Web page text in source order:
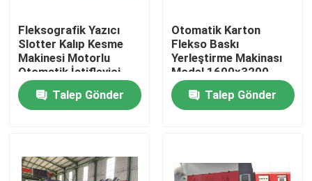
Ev
Fleksografik Yazıcı
Slotter Kalıp Kesme
Makinesi Motorlu
Otomatik İstifleyici
Talep Gönder
Otomatik Karton
Flekso Baskı
Yerleştirme Makinası
Model 1600x3200
Talep Gönder